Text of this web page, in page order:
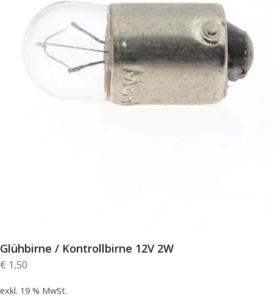
Glühbirne / Kontrollbirne 12V 2W
€ 1,50
exkl. 19 % MwSt.